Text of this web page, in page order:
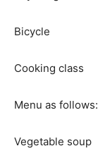
Bicycle
Cooking class
Menu as follows:
Vegetable soup